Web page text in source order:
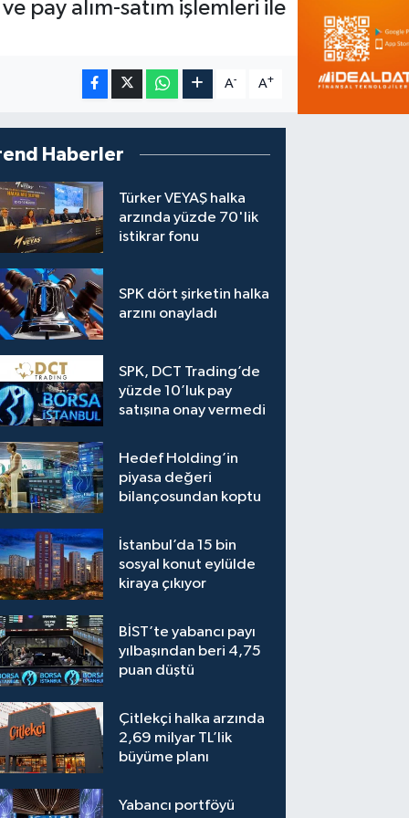
pay alım-satım işlemleri ile
A- A+
Haberler
Türker VEYAŞ halka
arzında yüzde 70'lik
istikrar fonu
SPK dört şirketin halka
arzını onayladı
SPK, DCT Trading’de
yüzde 10’luk pay
satışına onay vermedi
Hedef Holding’in
piyasa değeri
bilançosundan koptu
İstanbul’da 15 bin
sosyal konut eylülde
kiraya çıkıyor
BİST’te yabancı payı
yılbaşından beri 4,75
puan düştü
Çitlekçi halka arzında
2,69 milyar TL’lik
büyüme planı
Yabancı portföyü